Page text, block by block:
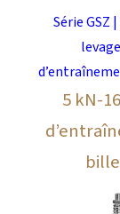
Série GSZ
levage
5 kN-